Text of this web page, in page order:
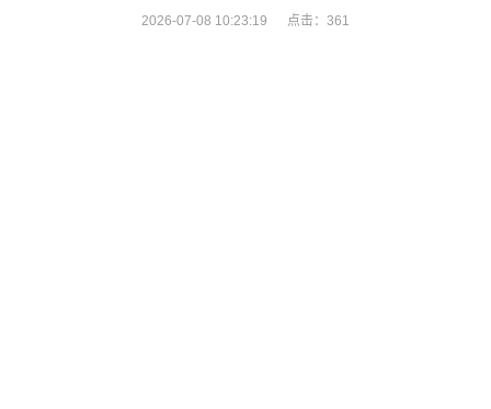
2026-07-08 10:23:19 点击： 361